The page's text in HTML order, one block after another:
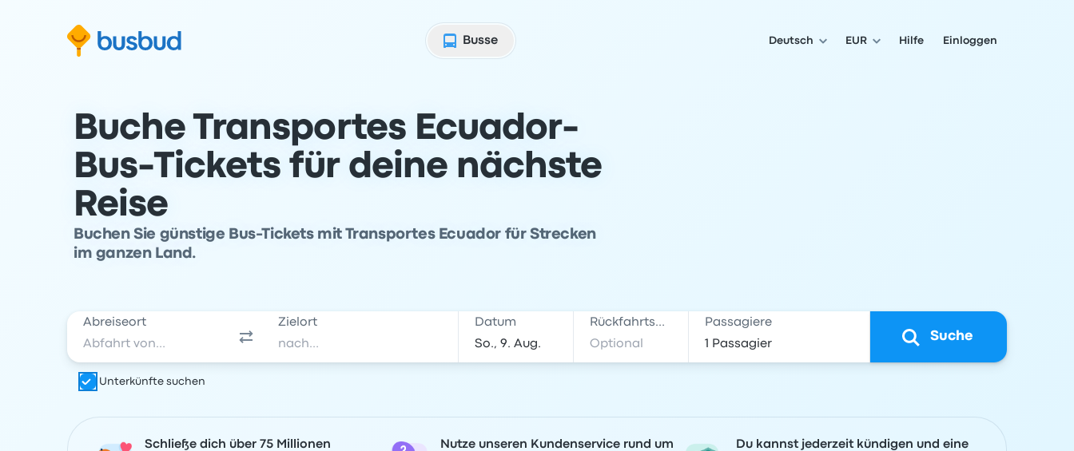
Busse
Deutsch EUR Hilfe Einloggen
Buche Transportes Ecuador-
Bus-Tickets für deine nächste
Reise
Buchen Sie günstige Bus-Tickets mit Transportes Ecuador für Strecken
im ganzen Land.
Abreiseort Zielort Datum Rückfahrtsdatum Passagiere
Suche
Unterkünfte suchen
Schließe dich über 75 Millionen
Nutze unseren Kundenservice rund um
Du kannst jederzeit kündigen und eine